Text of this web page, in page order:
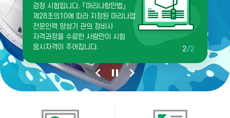
자격교육 과정은 신규회원과
경력회원으로 구분되며 교육수강 가능
기간은 신청일로부터 12개월입니다.
해당 교육과정 수료 후 유효기간은 2년
입니다.
검정 시험입니다. ｢마리나항만법｣
제28조의10에 따라 지정된 마리나업
전문인력 양성기 관의 정비사
자격과정을 수료한 사람만이 시험
응시자격이 주어집니다.
2/2